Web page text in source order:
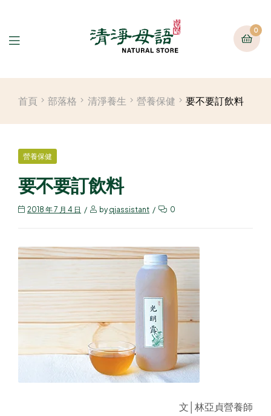
0
首頁 部落格 清淨養生 營養保健 要不要訂飲料
營養保健
要不要訂飲料
2018 年 7 月 4 日 byqjassistant 0
文│林亞貞營養師